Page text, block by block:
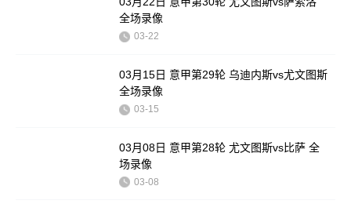
全场录像
03-22
03月15日 意甲第29轮 乌迪内斯vs尤文图斯
全场录像
03-15
03月08日 意甲第28轮 尤文图斯vs比萨 全
场录像
03-08